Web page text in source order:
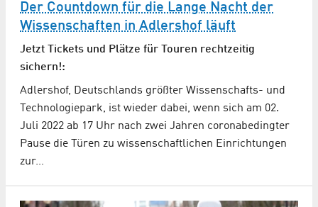
Der Countdown für die Lange Nacht der
Wissenschaften in Adlershof läuft
Jetzt Tickets und Plätze für Touren rechtzeitig
sichern!:
Adlershof, Deutschlands größter Wissenschafts- und
Technologiepark, ist wieder dabei, wenn sich am 02.
Juli 2022 ab 17 Uhr nach zwei Jahren coronabedingter
Pause die Türen zu wissenschaftlichen Einrichtungen
zur…